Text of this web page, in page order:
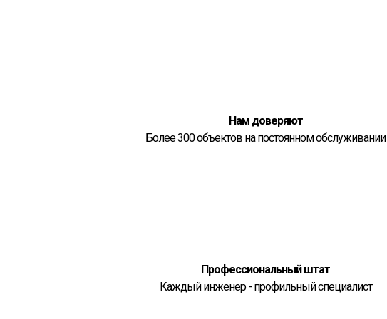
Нам доверяют
Более 300 объектов на постоянном обслуживании
Профессиональный штат
Каждый инженер - профильный специалист